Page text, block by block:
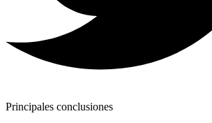
Principales conclusiones